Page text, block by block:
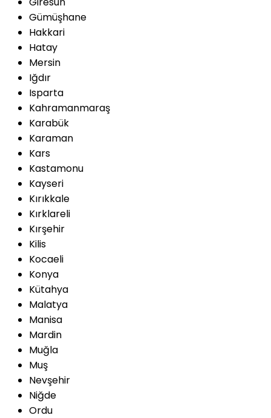
Gümüşhane
Hakkari
Hatay
Mersin
Iğdır
Isparta
Kahramanmaraş
Karabük
Karaman
Kars
Kastamonu
Kayseri
Kırıkkale
Kırklareli
Kırşehir
Kilis
Kocaeli
Konya
Kütahya
Malatya
Manisa
Mardin
Muğla
Muş
Nevşehir
Niğde
Ordu